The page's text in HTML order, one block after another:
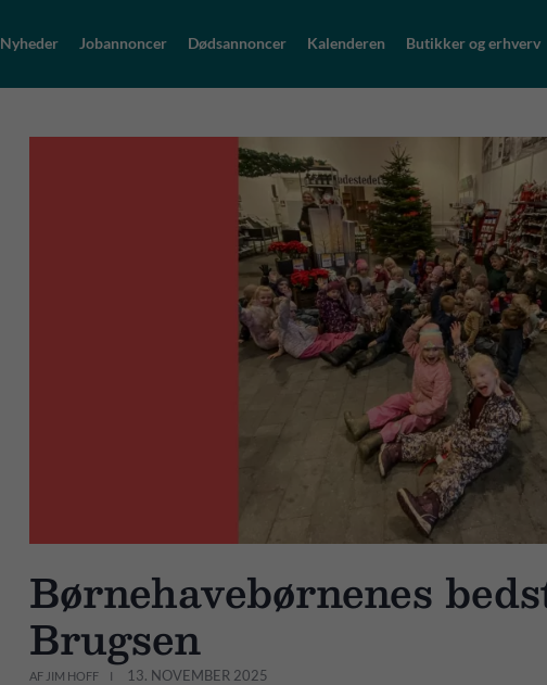
Nyheder Jobannoncer Dødsannoncer Kalenderen Butikker og erhverv
Børnehavebørnenes
Brugsen
AF JIM HOFF 13. NOVEMBER 2025